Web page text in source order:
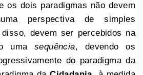
os dois paradigmas não devem
perspectiva de simples
devem ser percebidos na
umasequência, devendo os
do paradigma da